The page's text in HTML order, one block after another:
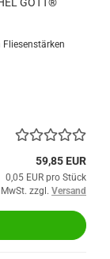
59,85 EUR
0,05 EUR pro Stück
zzgl. Versand